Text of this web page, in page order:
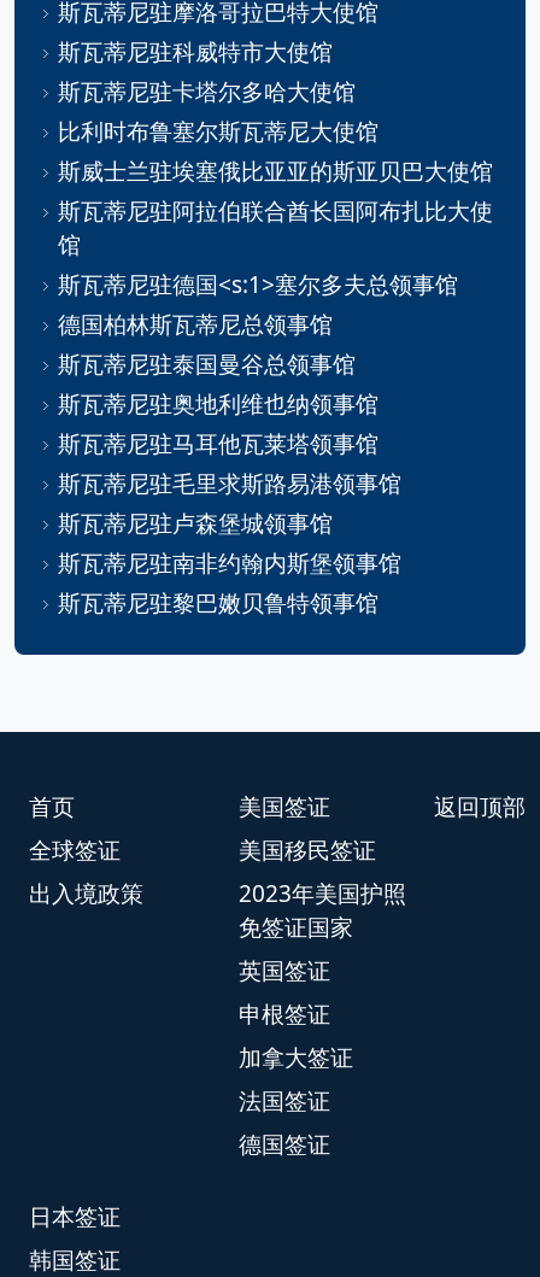
斯瓦蒂尼驻摩洛哥拉巴特大使馆
斯瓦蒂尼驻科威特市大使馆
斯瓦蒂尼驻卡塔尔多哈大使馆
比利时布鲁塞尔斯瓦蒂尼大使馆
斯威士兰驻埃塞俄比亚亚的斯亚贝巴大使馆
斯瓦蒂尼驻阿拉伯联合酋长国阿布扎比大使
馆
斯瓦蒂尼驻德国<s:1>塞尔多夫总领事馆
德国柏林斯瓦蒂尼总领事馆
斯瓦蒂尼驻泰国曼谷总领事馆
斯瓦蒂尼驻奥地利维也纳领事馆
斯瓦蒂尼驻马耳他瓦莱塔领事馆
斯瓦蒂尼驻毛里求斯路易港领事馆
斯瓦蒂尼驻卢森堡城领事馆
斯瓦蒂尼驻南非约翰内斯堡领事馆
斯瓦蒂尼驻黎巴嫩贝鲁特领事馆
返回顶部
首页
全球签证
出入境政策
美国签证
美国移民签证
2023年美国护照
免签证国家
英国签证
申根签证
加拿大签证
法国签证
德国签证
日本签证
韩国签证